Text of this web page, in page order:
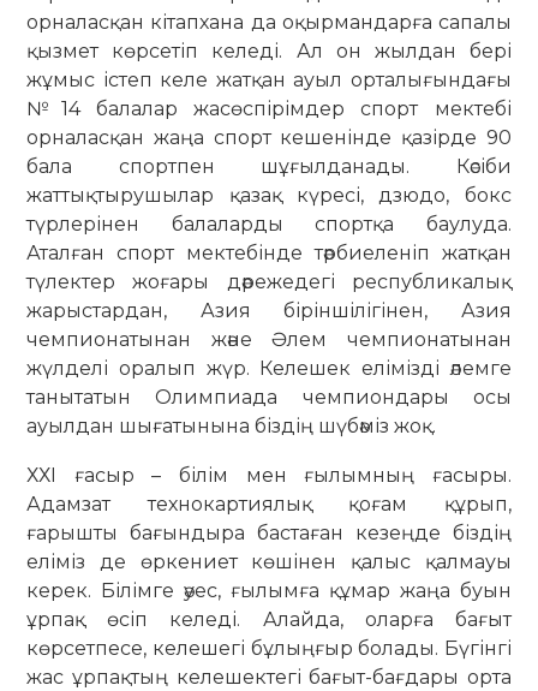
орналасқан кітапхана да оқырмандарға сапалы
қызмет көрсетіп келеді. Ал он жылдан бері
жұмыс істеп келе жатқан ауыл орталығындағы
№14 балалар жасөспірімдер спорт мектебі
орналасқан жаңа спорт кешенінде қазірде 90
бала спортпен шұғылданады. Кәсіби
жаттықтырушылар қазақ күресі, дзюдо, бокс
түрлерінен балаларды спортқа баулуда.
Аталған спорт мектебінде тәрбиеленіп жатқан
түлектер жоғары дәрежедегі республикалық
жарыстардан, Азия біріншілігінен, Азия
чемпионатынан және Әлем чемпионатынан
жүлделі оралып жүр. Келешек елімізді әлемге
танытатын Олимпиада чемпиондары осы
ауылдан шығатынына біздің шүбәміз жоқ.
ХХІ ғасыр – білім мен ғылымның ғасыры.
Адамзат технокартиялық қоғам құрып,
ғарышты бағындыра бастаған кезеңде біздің
еліміз де өркениет көшінен қалыс қалмауы
керек. Білімге әуес, ғылымға құмар жаңа буын
ұрпақ өсіп келеді. Алайда, оларға бағыт
көрсетпесе, келешегі бұлыңғыр болады. Бүгінгі
жас ұрпақтың келешектегі бағыт-бағдары орта